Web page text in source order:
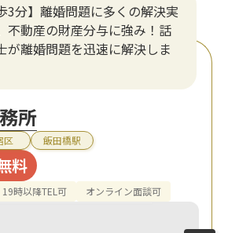
3分】離婚問題に多くの解決実
不動産の財産分与に強み！話
が離婚問題を迅速に解決しま
所
区 飯田橋駅
料
19時以降TEL可 オンライン面談可